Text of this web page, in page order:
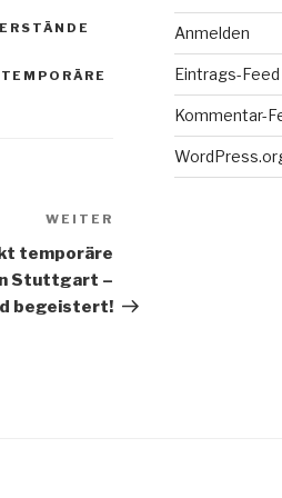
TEMPORÄRE
WEITER
temporäre
Stuttgart –
begeistert!
Anmelden
Eintrags-Feed
Kommentar-